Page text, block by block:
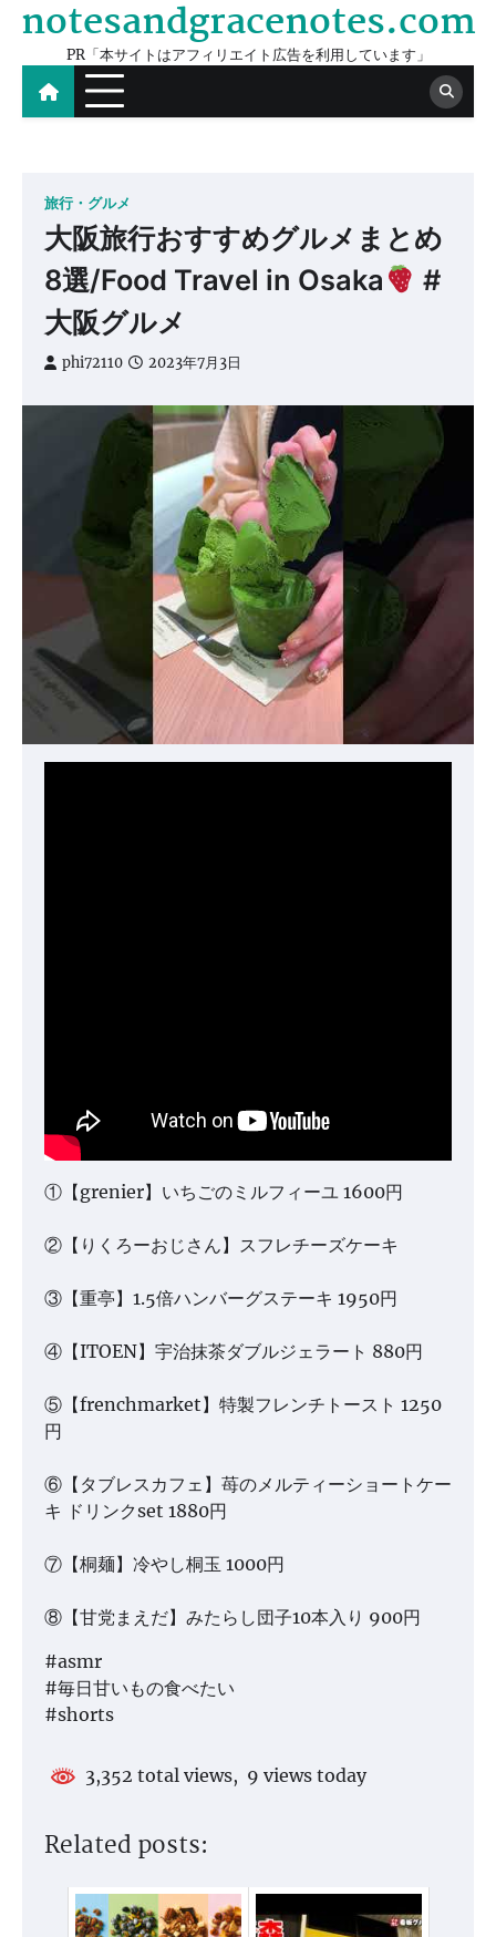
Skip
content
notesandgracenotes.com
PR「本サイトはアフィリエイト広告を利用しています」
旅行・グルメ
大阪旅行おすすめグルメまとめ
8選/Food Travel in Osaka
#
大阪グルメ
phi72110 2023年7月3日
①【grenier】いちごのミルフィーユ 1600円
②【りくろーおじさん】スフレチーズケーキ
③【重亭】1.5倍ハンバーグステーキ 1950円
④【ITOEN】宇治抹茶ダブルジェラート 880円
⑤【frenchmarket】特製フレンチトースト 1250
円
⑥【タブレスカフェ】苺のメルティーショートケー
キ ドリンクset 1880円
⑦【桐麺】冷やし桐玉 1000円
⑧【甘党まえだ】みたらし団子10本入り 900円
#asmr
#毎日甘いもの食べたい
#shorts
3,352 total views, 9 views today
Related posts: